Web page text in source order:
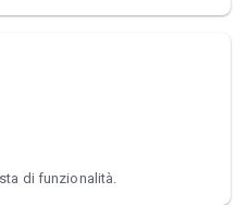
di funzionalità.